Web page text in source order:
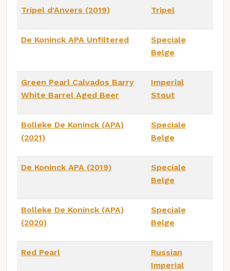
Tripel d'Anvers (2019) Tripel
De Koninck APA Unfiltered
Speciale
Belge
Green Pearl Calvados Barry
White Barrel Aged Beer
Imperial
Stout
Bolleke De Koninck (APA)
(2021)
Speciale
Belge
De Koninck APA (2019)
Speciale
Belge
Bolleke De Koninck (APA)
(2020)
Speciale
Belge
Red Pearl
Russian
Imperial